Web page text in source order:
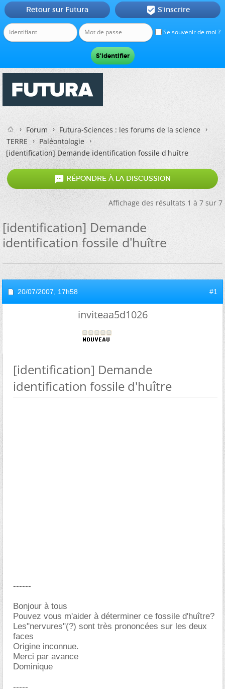
Se souvenir de moi ?
Retour sur Futura  S'inscrire
Forum
Futura-Sciences : les forums de la science
TERRE
Paléontologie
[identification] Demande identification fossile d'huître
 RÉPONDRE À LA DISCUSSION
Affichage des résultats 1 à 7 sur 7
[identification] Demande
identification fossile d'huître
20/07/2007, 17h58 #1
inviteaa5d1026
[identification] Demande
identification fossile d'huître
------
Bonjour à tous
Pouvez vous m'aider à déterminer ce fossile d'huître?
Les"nervures"(?) sont très prononcées sur les deux
faces
Origine inconnue.
Merci par avance
Dominique
-----